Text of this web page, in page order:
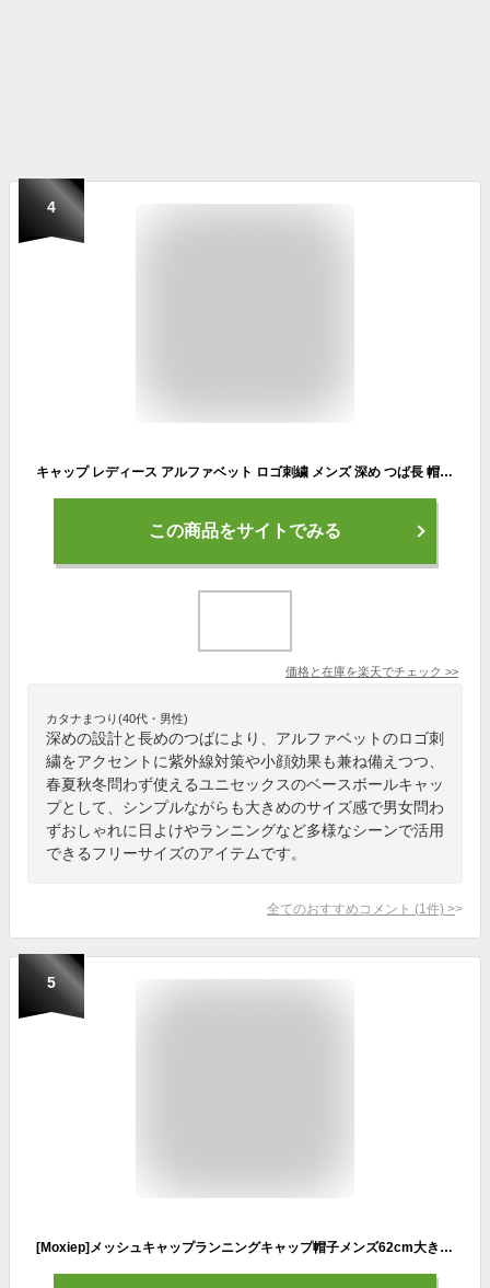
4
キャップ レディース アルファベット ロゴ刺繍 メンズ 深め つば長 帽子 ベースボールキャップ 春夏 秋冬 大きめ 紫外線対策 シンプル おしゃれ 可愛い 日よけ 女性 男性 uv ランニングキャップ フリーサイズ ポイント消化
この商品をサイトでみる
価格と在庫を楽天でチェック >>
カタナまつり(40代・男性)
深めの設計と長めのつばにより、アルファベットのロゴ刺
繍をアクセントに紫外線対策や小顔効果も兼ね備えつつ、
春夏秋冬問わず使えるユニセックスのベースボールキャッ
プとして、シンプルながらも大きめのサイズ感で男女問わ
ずおしゃれに日よけやランニングなど多様なシーンで活用
できるフリーサイズのアイテムです。
全てのおすすめコメント (1 件) >
5
[Moxiep]メッシュキャップランニングキャップ帽子メンズ62cm大きいサイズ夏【超軽量・深め・UVカット・通気性】男女兼用レディース無地速乾性シンプルゴルフスポーツランニング登山ジョ…